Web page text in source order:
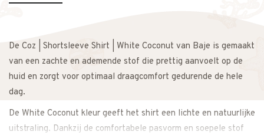
De Coz | Shortsleeve Shirt | White Coconut van Baje is gemaakt
van een zachte en ademende stof die prettig aanvoelt op de
huid en zorgt voor optimaal draagcomfort gedurende de hele
dag.
De White Coconut kleur geeft het shirt een lichte en natuurlijke
uitstraling. Dankzij de comfortabele pasvorm en soepele stof